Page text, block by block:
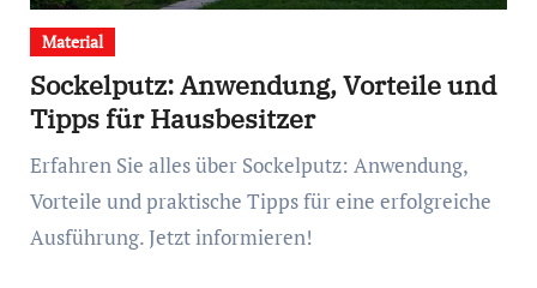
Material
Sockelputz: Anwendung, Vorteile und
Tipps für Hausbesitzer
Erfahren Sie alles über Sockelputz: Anwendung,
Vorteile und praktische Tipps für eine erfolgreiche
Ausführung. Jetzt informieren!